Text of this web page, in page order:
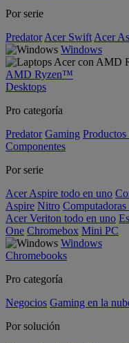
Por serie
Predator Acer Swift Acer
Windows
AMD Ryzen™
Desktops
Pro categoría
Predator Gaming Productos
Componentes
Por serie
Acer Aspire todo en uno
Aspire Nitro
Acer Veriton todo en uno
One Chromebox Mini PC
Windows
Chromebooks
Pro categoría
Negocios Gaming en la
Por solución